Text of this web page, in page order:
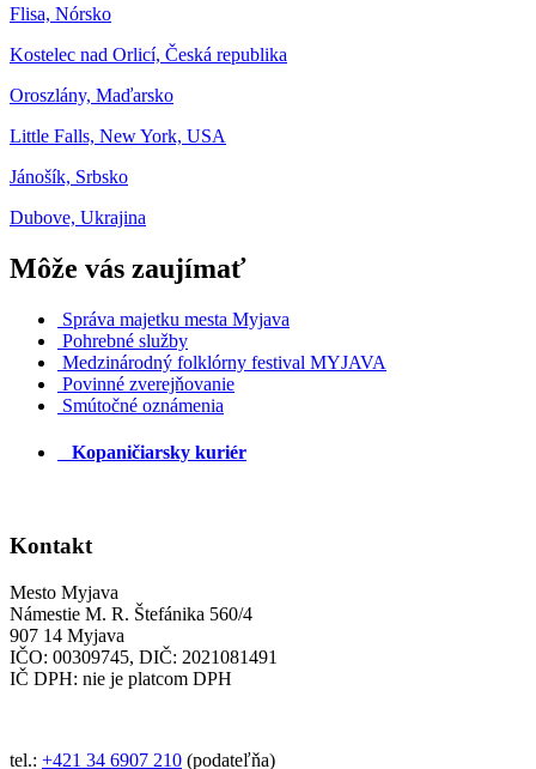
Flisa, Nórsko
Kostelec nad Orlicí, Česká republika
Oroszlány, Maďarsko
Little Falls, New York, USA
Jánošík, Srbsko
Dubove, Ukrajina
Môže vás zaujímať
Správa majetku mesta Myjava
Pohrebné služby
Medzinárodný folklórny festival MYJAVA
Povinné zverejňovanie
Smútočné oznámenia
Kopaničiarsky kuriér
Kontakt
Mesto Myjava
Námestie M. R. Štefánika 560/4
907 14 Myjava
IČO: 00309745, DIČ: 2021081491
IČ DPH: nie je platcom DPH
tel.: +421 34 6907 210 (podateľňa)